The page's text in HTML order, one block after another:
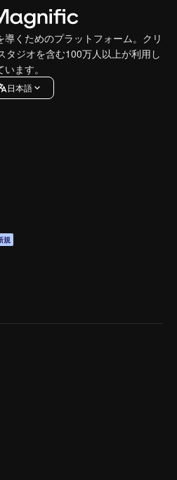
くためのプラットフォーム。クリ
タジオを含む100万人以上が利用し
います。
日本語
規